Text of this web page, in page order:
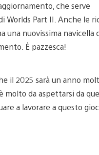
che serve
Worlds Part II. Anche le
una nuovissima navicella
È pazzesca!
il 2025 sarà un anno
molto da aspettarsi da
a lavorare a questo